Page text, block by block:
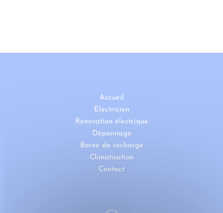
Accueil
Electricien
Rénovation électrique
Dépannage
Borne de recharge
Climatisation
Contact